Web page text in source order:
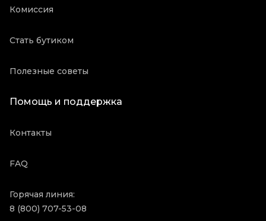
Комиссия
Стать бутиком
Полезные советы
Помощь и поддержка
Контакты
FAQ
Горячая линия:
8 (800) 707-53-08